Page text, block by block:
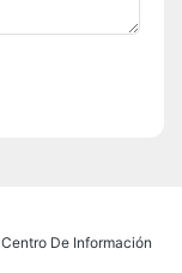
Centro De Información